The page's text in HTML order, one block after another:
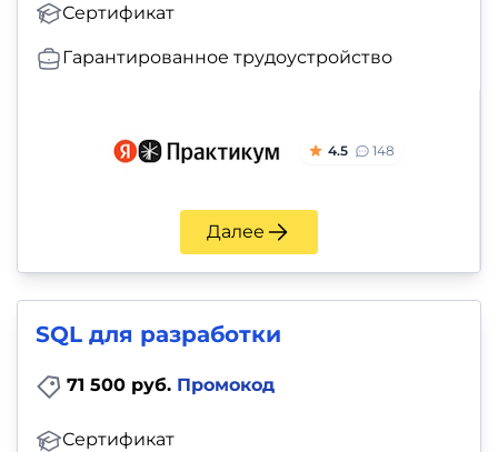
Сертификат
Гарантированное трудоустройство
4.5 148
Далее
SQL для разработки
71 500 руб. Промокод
Сертификат